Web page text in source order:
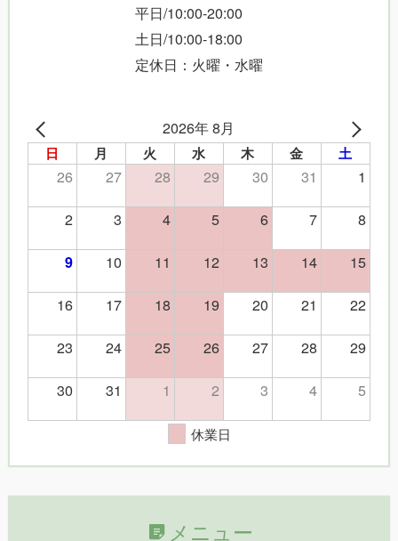
平日/10:00-20:00
土日/10:00-18:00
定休日：火曜・水曜
2026年 8月
日 月 火 水 木 金 土
26 27 28 29 30 31
1
2
3 4 5 6 7 8
9 10 11 12 13 14
15
16
17 18 19 20 21
22
23
24 25 26 27 28
29
30
31 1 2 3 4 5
休業日
メニュー